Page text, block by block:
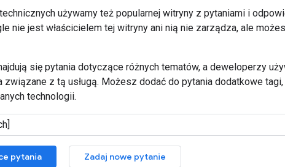
technicznych używamy też popularnej witryny z pytaniami i
nie jest właścicielem tej witryny ani nią nie zarządza, ale
się pytania dotyczące różnych tematów, a deweloperzy
związane z tą usługą. Możesz dodać do pytania dodatkowe
technologii.
pytania Zadaj nowe pytanie